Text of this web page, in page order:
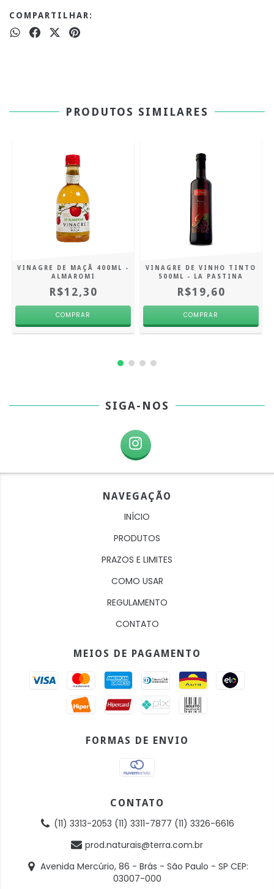
COMPARTILHAR:
PRODUTOS SIMILARES
VINAGRE DE MAÇÃ 400ML -
ALMAROMI
R$12,30
VINAGRE DE VINHO TINTO
500ML - LA PASTINA
R$19,60
SIGA-NOS
NAVEGAÇÃO
INÍCIO
PRODUTOS
PRAZOS E LIMITES
COMO USAR
REGULAMENTO
CONTATO
MEIOS DE PAGAMENTO
FORMAS DE ENVIO
CONTATO
(11) 3313-2053 (11) 3311-7877 (11) 3326-6616
prod.naturais@terra.com.br
Avenida Mercúrio, 86 - Brás - São Paulo - SP CEP:
03007-000